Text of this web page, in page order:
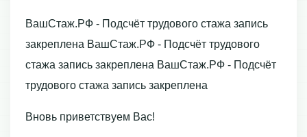
ВашСтаж.РФ - Подсчёт трудового стажа запись
закреплена ВашСтаж.РФ - Подсчёт трудового
стажа запись закреплена ВашСтаж.РФ - Подсчёт
трудового стажа запись закреплена
Вновь приветствуем Вас!